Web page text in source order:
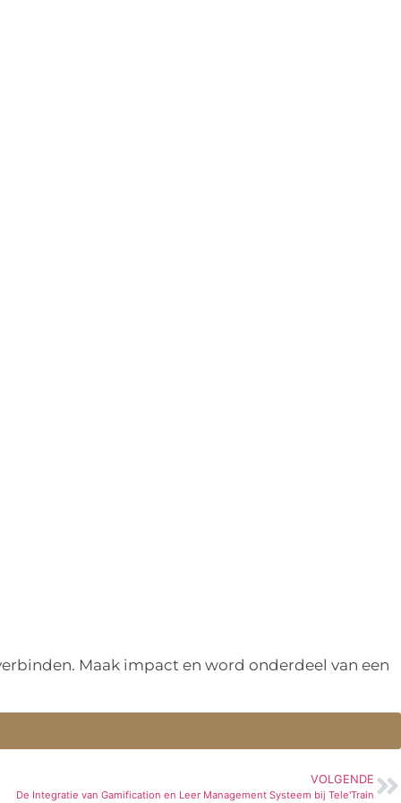
Maak impact en word onderdeel van een
VOLGENDE
De Integratie van Gamification en Leer Management Systeem bij Tele'Train